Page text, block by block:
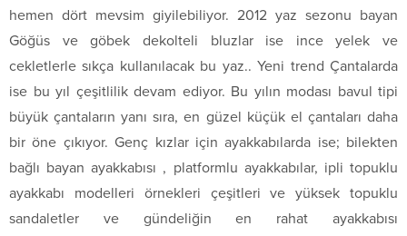
hemen dört mevsim giyilebiliyor. 2012 yaz sezonu bayan
Göğüs ve göbek dekolteli bluzlar ise ince yelek ve
cekletlerle sıkça kullanılacak bu yaz.. Yeni trend Çantalarda
ise bu yıl çeşitlilik devam ediyor. Bu yılın modası bavul tipi
büyük çantaların yanı sıra, en güzel küçük el çantaları daha
bir öne çıkıyor. Genç kızlar için ayakkabılarda ise; bilekten
bağlı bayan ayakkabısı , platformlu ayakkabılar, ipli topuklu
ayakkabı modelleri örnekleri çeşitleri ve yüksek topuklu
sandaletler ve gündeliğin en rahat ayakkabısı